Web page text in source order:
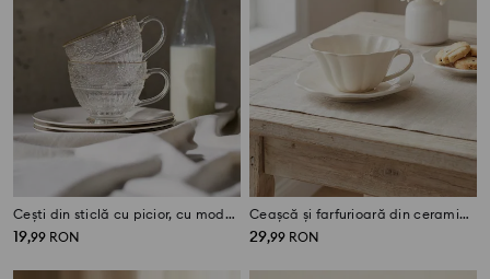
Cești din sticlă cu picior, cu model embosat și margine aurie, set 2 bucăți
19,99 RON
Ceașcă și farfurioară din ceramică cu formă ondulată, florală
29,99 RON